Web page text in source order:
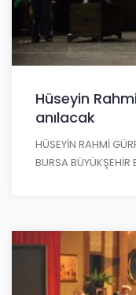
Hüseyin
anılacak
HÜSEYİN RAHMİ
BURSA BÜYÜKŞEHİR